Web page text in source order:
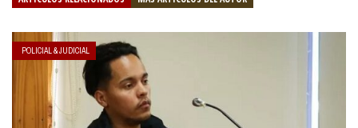
POLICIAL & JUDICIAL